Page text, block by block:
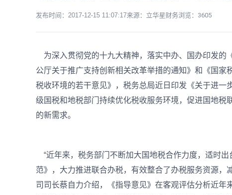
发布时间： 2017-12-15 11:07:17来源：立华星财务浏览： 3605
为深入贯彻党的十九大精神，落实中办、国办印发的
公厅关于推广支持创新相关改革举措的通知》和《国家
税收环境的若干意见》，税务总局近日印发《关于进
级国税和地税部门持续优化税收服务环境，促进国地
的新需求。
“近年来，税务部门不断加大国地税合作力度，适时
范》，大力推进联合办税，有效整合了办税服务资源，
司司长蔡自力介绍，《指导意见》在客观评估分析近